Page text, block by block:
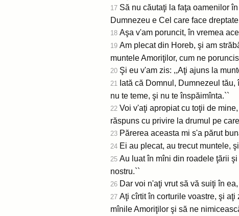
17 Să nu căutaţi la faţa oamenilor
Dumnezeu e Cel care face
18 Aşa v'am poruncit, în vremea
19 Am plecat din Horeb, şi am
muntele Amoriţilor, cum ne
20 Şi eu v'am zis: ,,Aţi ajuns la
21
Iată că Domnul, Dumnezeul
nu te teme, şi nu te înspăimînta.``
22 Voi v'aţi apropiat cu toţii de
răspuns cu privire la drumul pe
23 Părerea aceasta mi s'a părut
24 Ei au plecat, au trecut muntele,
25 Au luat în mîni din roadele ţării
nostru.``
26 Dar voi n'aţi vrut să vă suiţi în
27 Aţi cîrtit în corturile voastre, şi
mînile Amoriţilor şi să ne